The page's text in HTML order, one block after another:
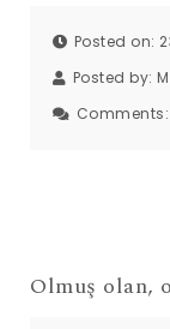
Posted on:
Posted by:
Comments:
Olmuş olan,